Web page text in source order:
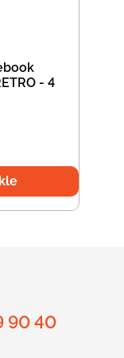
- 4
90 40